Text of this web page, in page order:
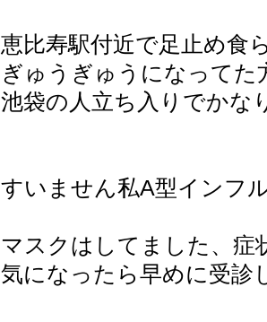
恵比寿駅付近で足止め食
ぎゅうぎゅうになってた
池袋の人立ち入りでかな
すいません私A型インフ
マスクはしてました、症
気になったら早めに受診